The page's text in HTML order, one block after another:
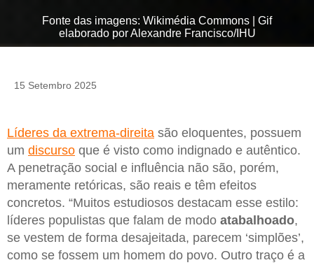
Fonte das imagens: Wikimédia Commons | Gif
elaborado por Alexandre Francisco/IHU
15 Setembro 2025
Líderes da extrema-direita são eloquentes, possuem
um discurso que é visto como indignado e autêntico.
A penetração social e influência não são, porém,
meramente retóricas, são reais e têm efeitos
concretos. “Muitos estudiosos destacam esse estilo:
líderes populistas que falam de modo atabalhoado,
se vestem de forma desajeitada, parecem ‘simplões’,
como se fossem um homem do povo. Outro traço é a